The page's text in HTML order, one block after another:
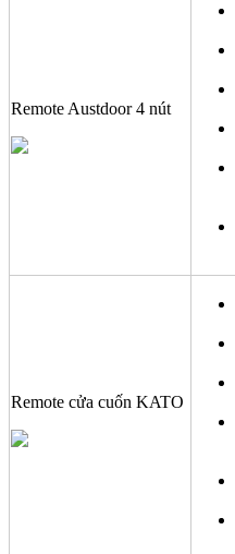
Remote Austdoor 4 nút
Remote cửa cuốn KATO